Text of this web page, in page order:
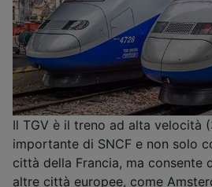
Il TGV è il treno ad alta velocità
importante di SNCF e non solo
città della Francia, ma consente
altre città europee, come